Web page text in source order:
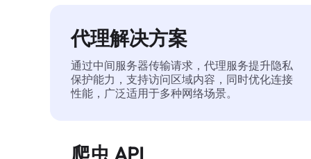
代理解决方案
通过中间服务器传输请求，代理服务提升隐私
保护能力，支持访问区域内容，同时优化连接
性能，广泛适用于多种网络场景。
爬虫 API